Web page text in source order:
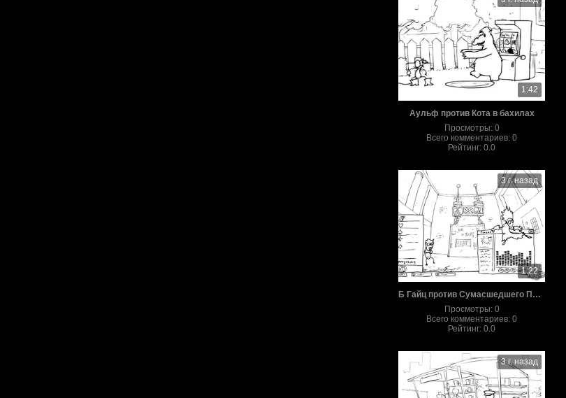
1:42
Аульф против Кота в бахилах
Просмотры: 0
Всего комментариев: 0
Рейтинг: 0.0
3 г. назад
1:22
Б Гайц против Сумасшедшего Профессора
Просмотры: 0
Всего комментариев: 0
Рейтинг: 0.0
3 г. назад